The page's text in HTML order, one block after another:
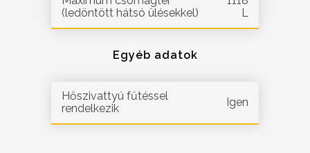
(ledöntött hátsó ülésekkel)
L
Egyéb adatok
Hőszivattyú fűtéssel
rendelkezik
Igen